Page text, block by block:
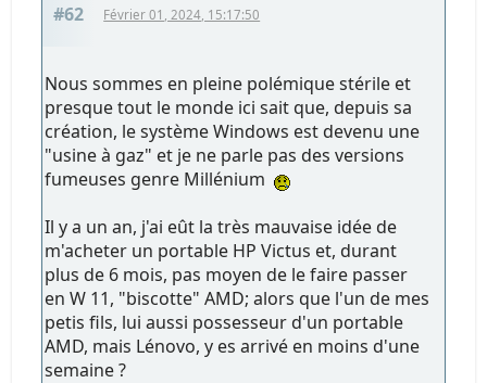
#62 Février 01, 2024, 15:17:50
Nous sommes en pleine polémique stérile et
presque tout le monde ici sait que, depuis sa
création, le système Windows est devenu une
"usine à gaz" et je ne parle pas des versions
fumeuses genre Millénium
Il y a un an, j'ai eût la très mauvaise idée de
m'acheter un portable HP Victus et, durant
plus de 6 mois, pas moyen de le faire passer
en W 11, "biscotte" AMD; alors que l'un de mes
petis fils, lui aussi possesseur d'un portable
AMD, mais Lénovo, y es arrivé en moins d'une
semaine ?